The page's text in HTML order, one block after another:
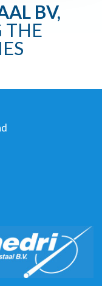
BV,
THE